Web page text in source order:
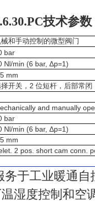
技术参数
和手动控制的微型阀门
bar
Nl/min (6 bar, Δp=1)
mm
开关， 2 位短杆，后部常闭
and manually
bar
Nl/min (6 bar, Δp=1)
mm
2 pos. short cam conn.
于工业暖通自
湿度控制和空